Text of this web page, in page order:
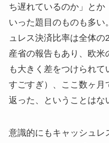
ち遅れているのか」とか
いった題目のものも多い
ュレス決済比率は全体
産省の報告もあり、欧米
も大きく差をつけられ
すごすぎ）、ここ数ヶ月
返った、ということはな
意識的にもキャッシュレ